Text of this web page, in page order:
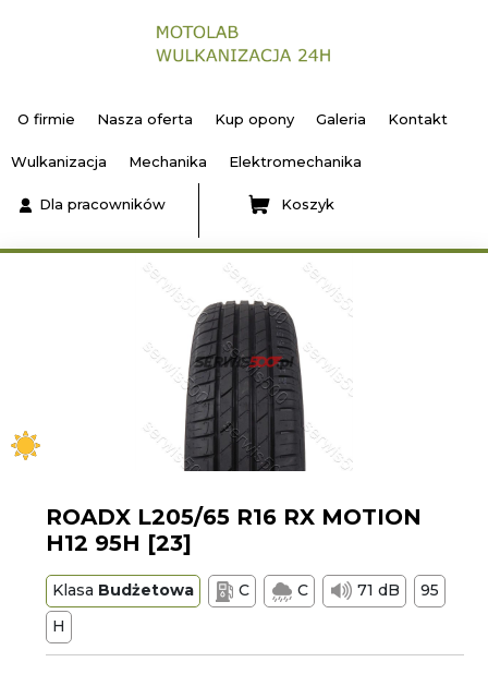
O firmie Nasza oferta Kup opony Galeria Kontakt
Wulkanizacja Mechanika Elektromechanika
Dla pracowników Koszyk
ROADX L205/65 R16 RX MOTION
H12 95H [23]
Klasa Budżetowa C C 71 dB
95
H